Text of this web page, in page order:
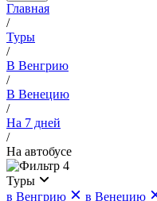
Главная
/
Туры
/
В Венгрию
/
В Венецию
/
На 7 дней
/
На автобусе
4
Туры
в Венгрию
в Венецию